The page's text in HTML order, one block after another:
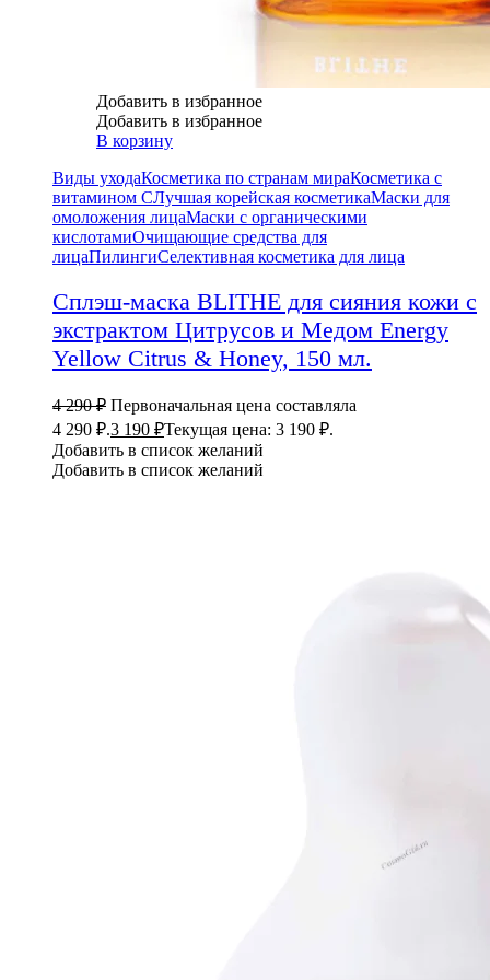
Добавить в избранное
Добавить в избранное
В корзину
Виды уходаКосметика по странам мираКосметика с
витамином СЛучшая корейская косметикаМаски для
омоложения лицаМаски с органическими
кислотамиОчищающие средства для
лицаПилингиСелективная косметика для лица
Сплэш-маска BLITHE для сияния кожи с
экстрактом Цитрусов и Медом Energy
Yellow Citrus & Honey, 150 мл.
4 290₽ Первоначальная цена составляла
4 290 ₽.3 190 ₽Текущая цена: 3 190 ₽.
Добавить в список желаний
Добавить в список желаний